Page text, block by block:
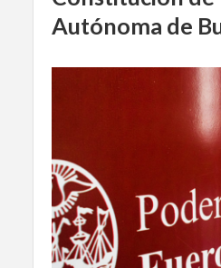
Autónoma de